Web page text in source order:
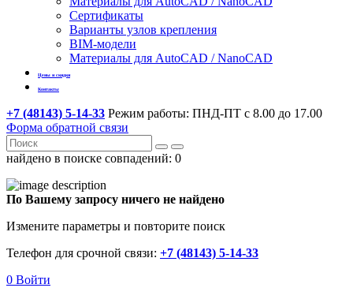
Сертификаты
Варианты узлов крепления
BIM-модели
Материалы для AutoCAD / NanoCAD
Цены и скидки
Контакты
+7 (48143) 5-14-33 Режим работы: ПНД-ПТ с 8.00 до 17.00
Форма обратной связи
найдено в поиске совпадений: 0
По Вашему запросу ничего не найдено
Измените параметры и повторите поиск
Телефон для срочной связи: +7 (48143) 5-14-33
0 Войти